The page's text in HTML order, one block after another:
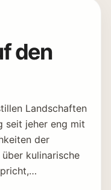
den
Landschaften
seit jeher eng mit
der
kulinarische